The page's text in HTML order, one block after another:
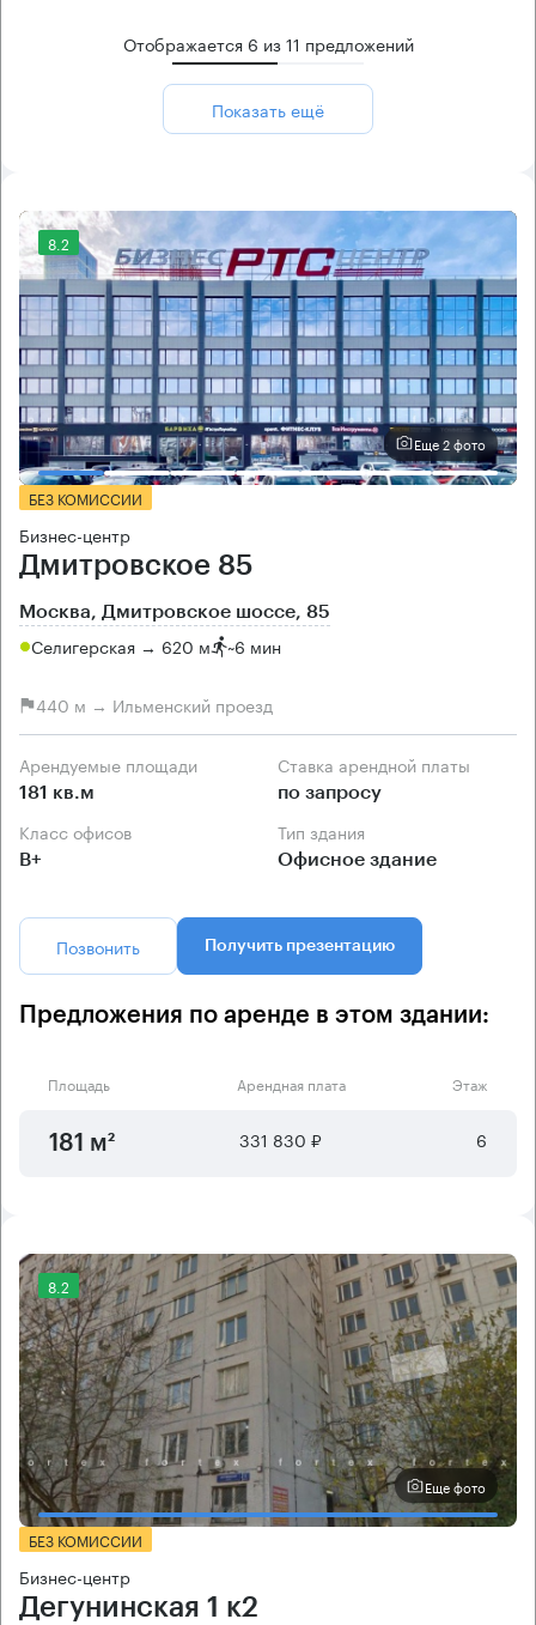
Отображается 6 из11 предложений
Показать ещё
8.2
Еще 2 фото
БЕЗ КОМИССИИ
Бизнес-центр
Дмитровское 85
Москва, Дмитровское шоссе, 85
Селигерская → 620 м ~6 мин
440 м → Ильменский проезд
Арендуемые площади
181 кв.м
Ставка арендной платы
по запросу
Класс офисов
B+
Тип здания
Офисное здание
Позвонить Получить презентацию
Предложения по аренде в этом здании:
Площадь Арендная плата Этаж
181 м² 331 830 ₽ 6
8.2
Еще фото
БЕЗ КОМИССИИ
Бизнес-центр
Дегунинская 1 к2